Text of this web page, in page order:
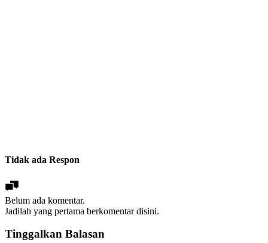
Tidak ada Respon
Belum ada komentar.
Jadilah yang pertama berkomentar disini.
Tinggalkan Balasan